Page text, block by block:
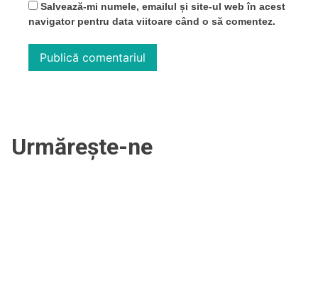
Salvează-mi numele, emailul și site-ul web în acest
navigator pentru data viitoare când o să comentez.
Urmărește-ne